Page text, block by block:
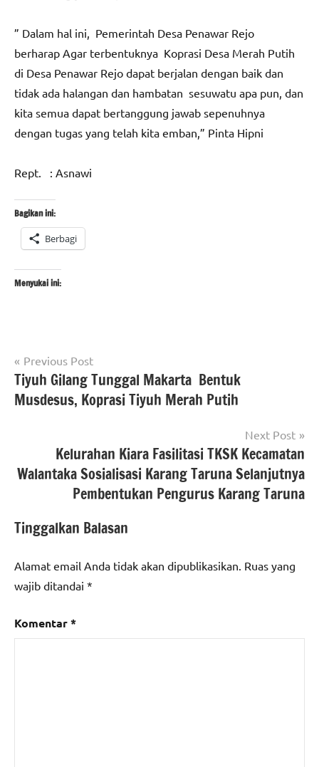
” Dalam hal ini, Pemerintah Desa Penawar Rejo
berharap Agar terbentuknya Koprasi Desa Merah Putih
di Desa Penawar Rejo dapat berjalan dengan baik dan
tidak ada halangan dan hambatan sesuwatu apa pun, dan
kita semua dapat bertanggung jawab sepenuhnya
dengan tugas yang telah kita emban,” Pinta Hipni
Rept. : Asnawi
Bagikan ini:
Berbagi
Menyukai ini:
Tagged
with
#berita
#beritalampung ,
#beritaNasional,
Berita
lampung
berita
Navigasi
pos
Previous Post
Tiyuh Gilang Tunggal Makarta Bentuk
Musdesus, Koprasi Tiyuh Merah Putih
Next Post
Kelurahan Kiara Fasilitasi TKSK Kecamatan
Walantaka Sosialisasi Karang Taruna Selanjutnya
Pembentukan Pengurus Karang Taruna
Tinggalkan Balasan
Alamat email Anda tidak akan dipublikasikan. Ruas yang
wajib ditandai *
Komentar*